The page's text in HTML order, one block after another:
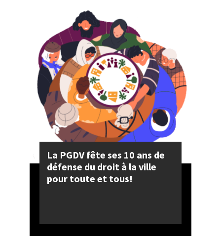
La PGDV fête ses 10 ans de
défense du droit à la ville
pour toute et tous!